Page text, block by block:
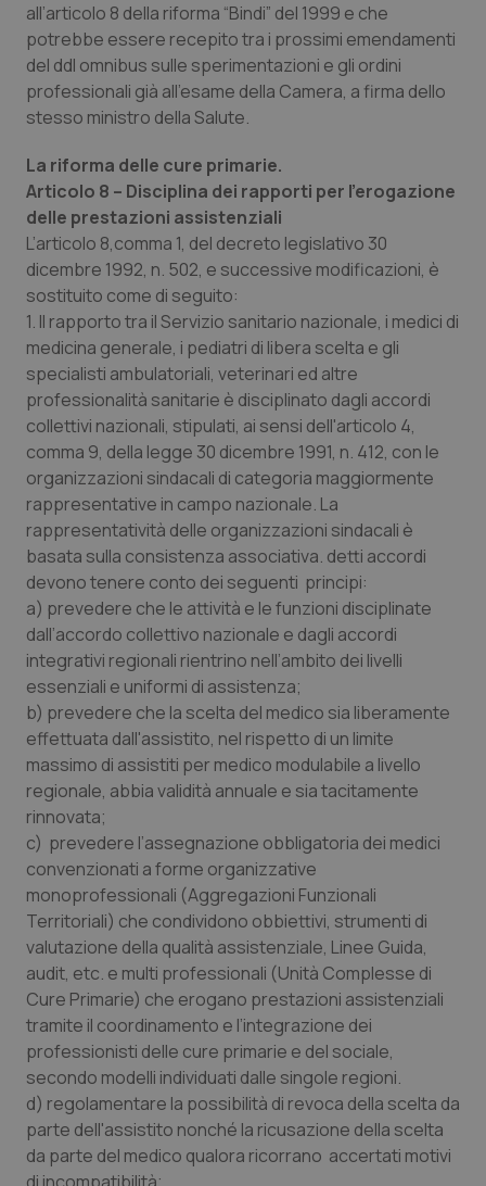
Liguria
Lombardia
Molise
Piemonte
Provincia Autonoma di Bolzano
Provincia Autonoma di Trento
Puglia
Sardegna
Sicilia
Toscana
Umbria
Valle D’Aosta
Veneto
Disturbi dell’umore
Dolore
Epatiti
HIV
Infezioni & Febbre
Ipertensione & Scompenso
Malattie rare
Malattia di Crohn & Rettocolite Ulcerosa
Neuroscienze & patologie neurodegenerative
Obesità
Oftalmologia
Oncodermatologia
Oncoematologia
Oncologia & Nutrizione
Psoriasi & pelle
Quotidiano Cardiologia
Quotidiano Chirurgia
Quotidiano Oncologia
Quotidiano Pediatria
Rene & patologie urogenitali
all’articolo 8 della riforma “Bindi” del 1999 e che
potrebbe essere recepito tra i prossimi emendamenti
del ddl omnibus sulle sperimentazioni e gli ordini
professionali già all’esame della Camera, a firma dello
stesso ministro della Salute.
La riforma delle cure primarie.
Articolo 8 – Disciplina dei rapporti per l'erogazione
delle prestazioni assistenziali
L’articolo 8,comma 1, del decreto legislativo 30
dicembre 1992, n. 502, e successive modificazioni, è
sostituito come di seguito:
1. Il rapporto tra il Servizio sanitario nazionale, i medici di
medicina generale, i pediatri di libera scelta e gli
specialisti ambulatoriali, veterinari ed altre
professionalità sanitarie è disciplinato dagli accordi
collettivi nazionali, stipulati, ai sensi dell'articolo 4,
comma 9, della legge 30 dicembre 1991, n. 412, con le
organizzazioni sindacali di categoria maggiormente
rappresentative in campo nazionale. La
rappresentatività delle organizzazioni sindacali è
basata sulla consistenza associativa. detti accordi
devono tenere conto dei seguenti principi:
a) prevedere che le attività e le funzioni disciplinate
dall’accordo collettivo nazionale e dagli accordi
integrativi regionali rientrino nell’ambito dei livelli
essenziali e uniformi di assistenza;
b) prevedere che la scelta del medico sia liberamente
effettuata dall'assistito, nel rispetto di un limite
massimo di assistiti per medico modulabile a livello
regionale, abbia validità annuale e sia tacitamente
rinnovata;
c) prevedere l’assegnazione obbligatoria dei medici
convenzionati a forme organizzative
monoprofessionali (Aggregazioni Funzionali
Territoriali) che condividono obbiettivi, strumenti di
valutazione della qualità assistenziale, Linee Guida,
audit, etc. e multi professionali (Unità Complesse di
Cure Primarie) che erogano prestazioni assistenziali
tramite il coordinamento e l’integrazione dei
professionisti delle cure primarie e del sociale,
secondo modelli individuati dalle singole regioni.
d) regolamentare la possibilità di revoca della scelta da
parte dell'assistito nonché la ricusazione della scelta
da parte del medico qualora ricorrano accertati motivi